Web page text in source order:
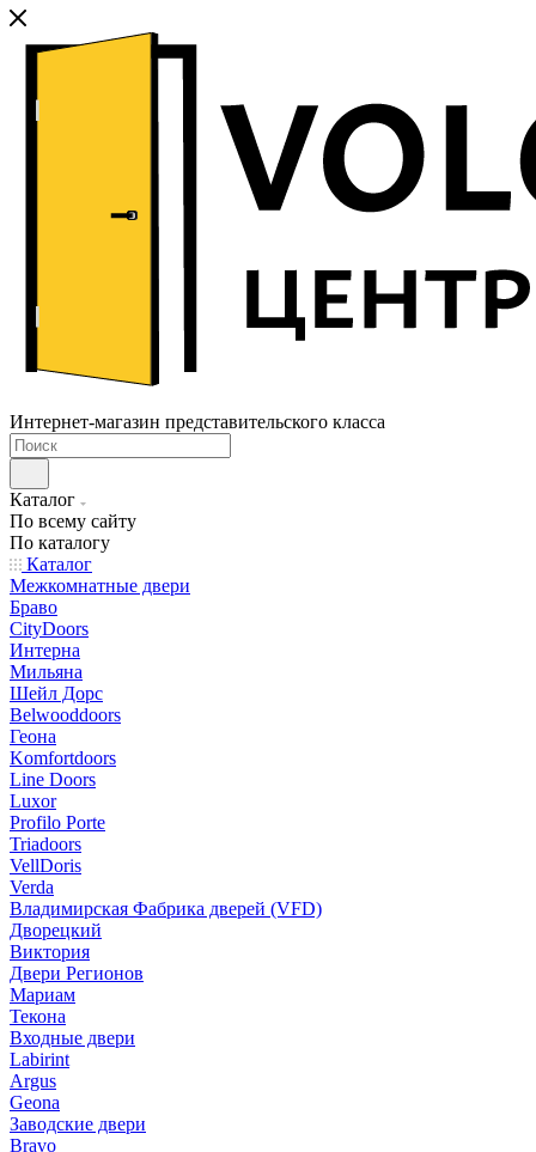
Интернет-магазин представительского класса
Каталог
По всему сайту
По каталогу
Каталог
Межкомнатные двери
Браво
CityDoors
Интерна
Мильяна
Шейл Дорс
Belwooddoors
Геона
Komfortdoors
Line Doors
Luxor
Profilo Porte
Triadoors
VellDoris
Verda
Владимирская Фабрика дверей (VFD)
Дворецкий
Виктория
Двери Регионов
Мариам
Текона
Входные двери
Labirint
Argus
Geona
Заводские двери
Bravo